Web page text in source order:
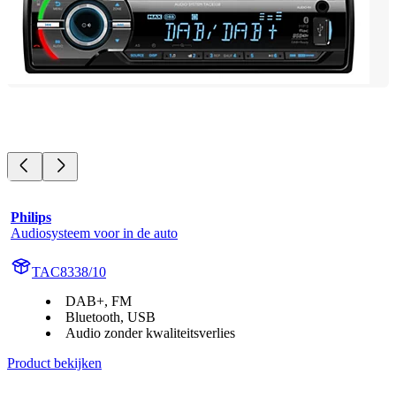
Philips
Audiosysteem voor in de auto
TAC8338/10
DAB+, FM
Bluetooth, USB
Audio zonder kwaliteitsverlies
Product bekijken